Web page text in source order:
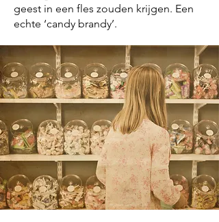
geest in een fles zouden krijgen. Een
echte ‘candy brandy’.